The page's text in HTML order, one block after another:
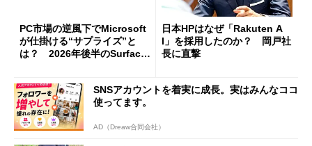
PC市場の逆風下でMicrosoft
が仕掛ける“サプライズ”と
は？ 2026年後半のSurface
日本HPはなぜ「Rakuten A
I」を採用したのか？ 岡戸社
長に直撃
SNSアカウントを着実に成長。実はみんなココ
使ってます。
AD（Dreaw合同会社）